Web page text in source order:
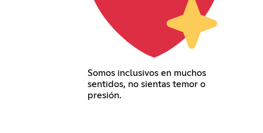
Somos inclusivos en muchos
sentidos, no sientas temor o
presión.